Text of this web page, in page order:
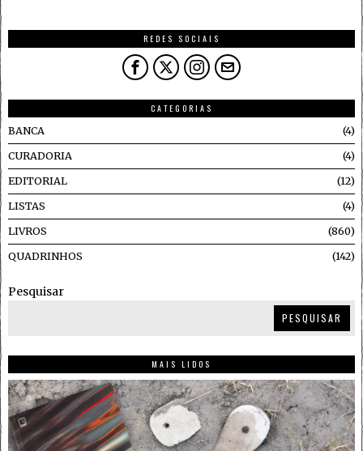
REDES SOCIAIS
CATEGORIAS
BANCA
4
CURADORIA 4
EDITORIAL 12
LISTAS 4
LIVROS 860
QUADRINHOS 142
Pesquisar
PESQUISAR
MAIS LIDOS